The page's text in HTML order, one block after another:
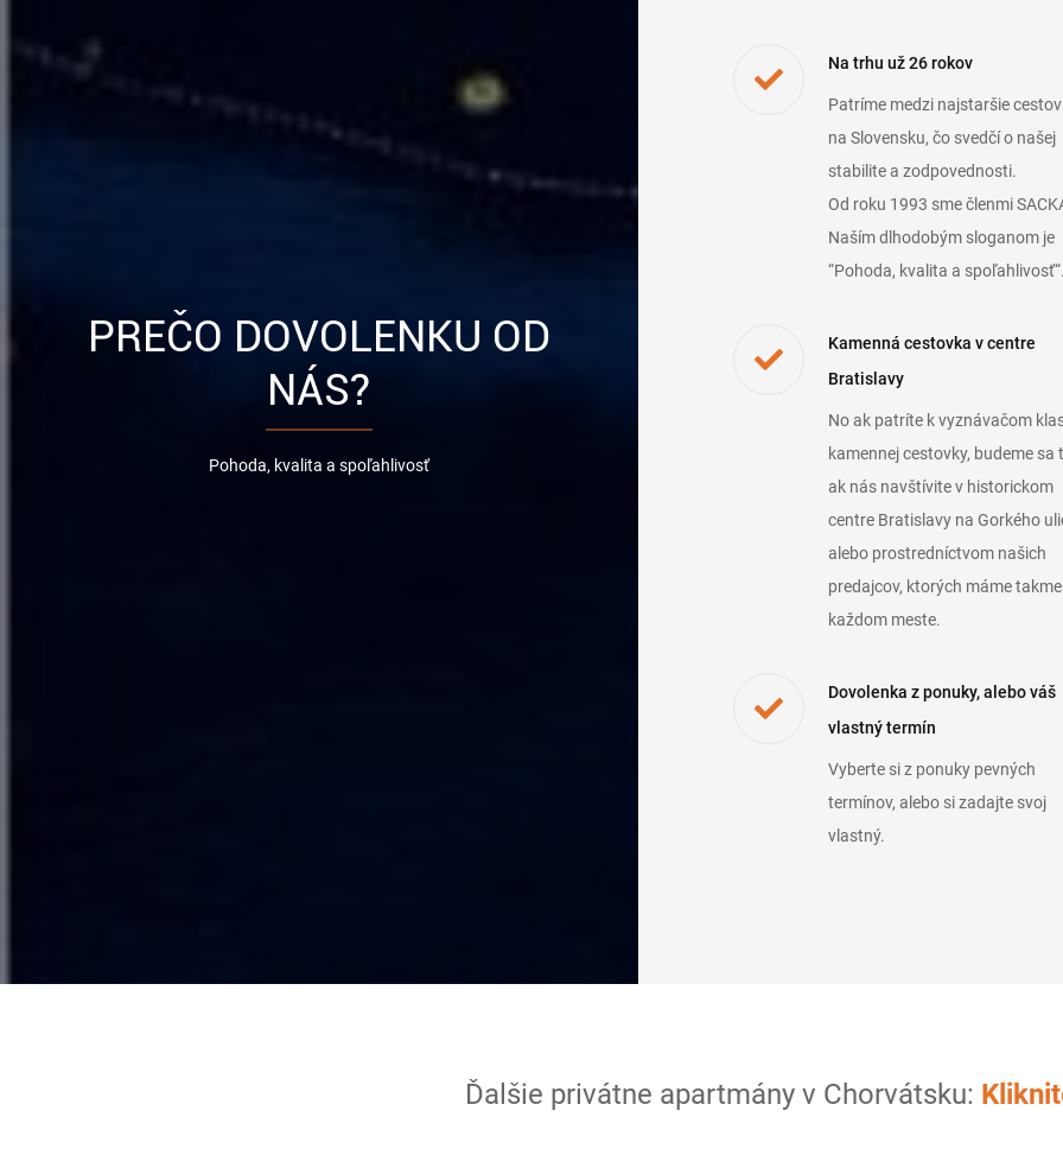
PREČO DOVOLENKU OD
NÁS?
Pohoda, kvalita a spoľahlivosť
Na trhu už 26 rokov
Patríme medzi najstaršie
na Slovensku, čo svedčí o našej
stabilite a zodpovednosti.
Od roku 1993 sme členmi
Naším dlhodobým sloganom je
“Pohoda, kvalita a spoľahlivosť“.
Kamenná cestovka v centre
Bratislavy
No ak patríte k vyznávačom
kamennej cestovky, budeme sa
ak nás navštívite v historickom
centre Bratislavy na Gorkého
alebo prostredníctvom našich
predajcov, ktorých máme
každom meste.
Dovolenka z ponuky, alebo váš
vlastný termín
Vyberte si z ponuky pevných
termínov, alebo si zadajte svoj
vlastný.
Ďalšie privátne apartmány v Chorvátsku: